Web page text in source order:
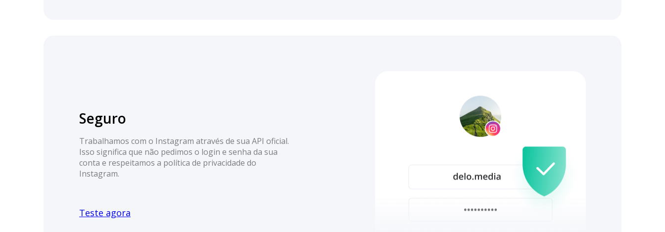
Seguro
Trabalhamos com o Instagram através de sua API oficial.
Isso significa que não pedimos o login e senha da sua
conta e respeitamos a política de privacidade do
Instagram.
Teste agora